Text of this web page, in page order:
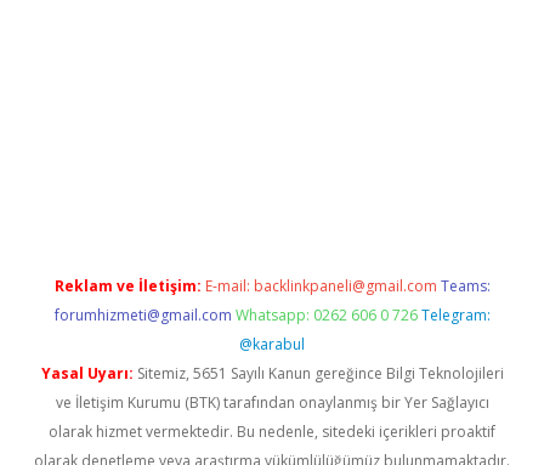
Reklam ve İletişim: E-mail: backlinkpaneli@gmail.com Teams:
forumhizmeti@gmail.com Whatsapp: 0262 606 0 726 Telegram:
@karabul
Yasal Uyarı: Sitemiz, 5651 Sayılı Kanun gereğince Bilgi Teknolojileri
ve İletişim Kurumu (BTK) tarafından onaylanmış bir Yer Sağlayıcı
olarak hizmet vermektedir. Bu nedenle, sitedeki içerikleri proaktif
olarak denetleme veya araştırma yükümlülüğümüz bulunmamaktadır.